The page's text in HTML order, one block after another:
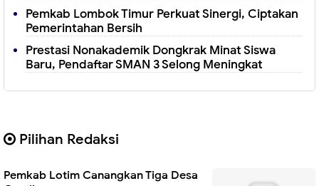
Pemkab Lombok Timur Perkuat Sinergi, Ciptakan
Pemerintahan Bersih
Prestasi Nonakademik Dongkrak Minat Siswa
Baru, Pendaftar SMAN 3 Selong Meningkat
Pilihan Redaksi
Pemkab Lotim Canangkan Tiga Desa